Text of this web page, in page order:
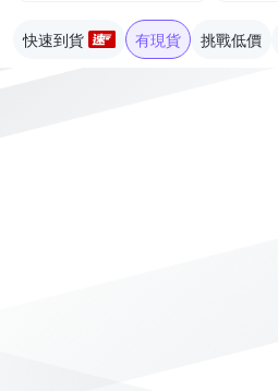
快速到貨 有現貨 挑戰低價